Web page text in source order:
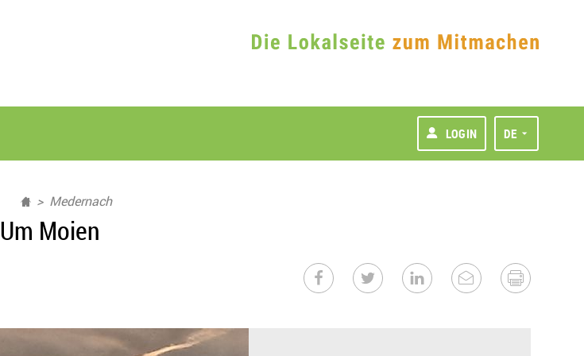
LOGIN DE
Medernach
Um Moien